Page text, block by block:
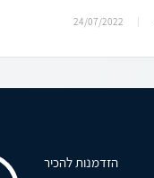
24/07/2022
הזדמנות להכיר